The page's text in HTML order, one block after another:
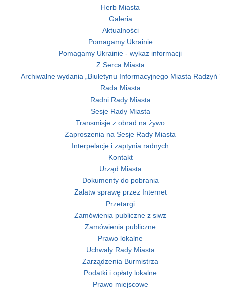
Herb Miasta
Galeria
Aktualności
Pomagamy Ukrainie
Pomagamy Ukrainie - wykaz informacji
Z Serca Miasta
Archiwalne wydania „Biuletynu Informacyjnego Miasta Radzyń”
Rada Miasta
Radni Rady Miasta
Sesje Rady Miasta
Transmisje z obrad na żywo
Zaproszenia na Sesje Rady Miasta
Interpelacje i zaptynia radnych
Kontakt
Urząd Miasta
Dokumenty do pobrania
Załatw sprawę przez Internet
Przetargi
Zamówienia publiczne z siwz
Zamówienia publiczne
Prawo lokalne
Uchwały Rady Miasta
Zarządzenia Burmistrza
Podatki i opłaty lokalne
Prawo miejscowe